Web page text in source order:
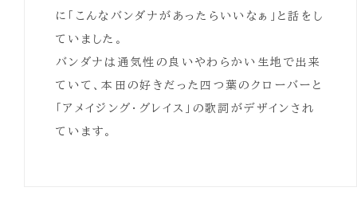
に「こんなバンダナがあったらいいなぁ」と話をし
ていました。
バンダナは通気性の良いやわらかい生地で出来
ていて、本田の好きだった四つ葉のクローバーと
「アメイジング・グレイス」の歌詞がデザインされ
ています。